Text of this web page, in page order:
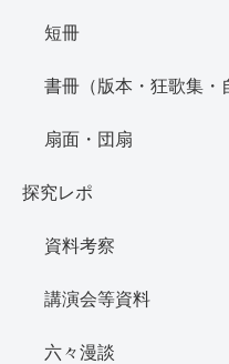
短冊
書冊（版本・狂歌集・
扇面・団扇
探究レポ
資料考察
講演会等資料
六々漫談